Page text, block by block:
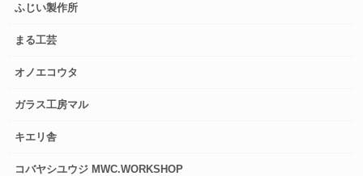
ふじい製作所
まる工芸
オノエコウタ
ガラス工房マル
キエリ舎
コバヤシユウジ MWC.WORKSHOP